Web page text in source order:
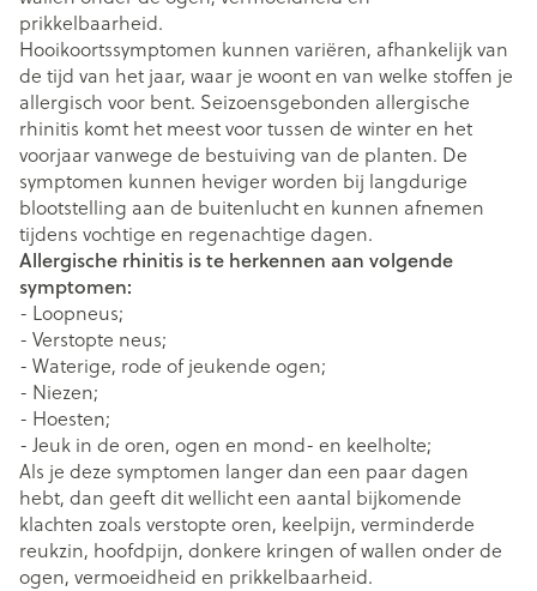
prikkelbaarheid.
Hooikoortssymptomen kunnen variëren, afhankelijk van
de tijd van het jaar, waar je woont en van welke stoffen je
allergisch voor bent. Seizoensgebonden allergische
rhinitis komt het meest voor tussen de winter en het
voorjaar vanwege de bestuiving van de planten. De
symptomen kunnen heviger worden bij langdurige
blootstelling aan de buitenlucht en kunnen afnemen
tijdens vochtige en regenachtige dagen.
Allergische rhinitis is te herkennen aan volgende
symptomen:
- Loopneus;
- Verstopte neus;
- Waterige, rode of jeukende ogen;
- Niezen;
- Hoesten;
- Jeuk in de oren, ogen en mond- en keelholte;
Als je deze symptomen langer dan een paar dagen
hebt, dan geeft dit wellicht een aantal bijkomende
klachten zoals verstopte oren, keelpijn, verminderde
reukzin, hoofdpijn, donkere kringen of wallen onder de
ogen, vermoeidheid en prikkelbaarheid.